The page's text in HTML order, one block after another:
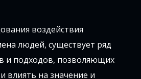
воздействия
людей, существует ряд
и подходов, позволяющих
влиять на значение и